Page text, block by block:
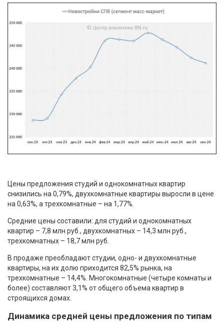
Цены предложения студий и однокомнатных квартир
снизились на 0,79%, двухкомнатные квартиры выросли в цене
на 0,63%, а трехкомнатные – на 1,77%.
Средние цены составили: для студий и однокомнатных
квартир – 7,8 млн руб., двухкомнатных – 14,3 млн руб.,
трехкомнатных – 18,7 млн руб.
В продаже преобладают студии, одно- и двухкомнатные
квартиры, на их долю приходится 82,5% рынка, на
трехкомнатные – 14,4%. Многокомнатные (четыре комнаты и
более) составляют 3,1% от общего объема квартир в
строящихся домах.
Динамика средней цены предложения по типам